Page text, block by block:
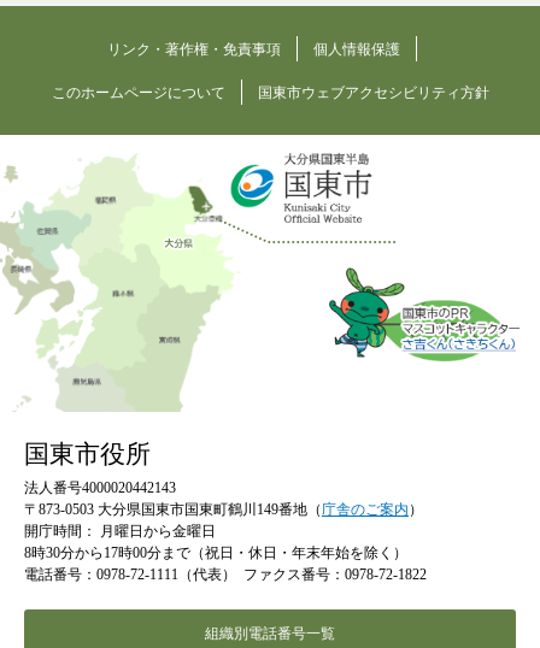
リンク・著作権・免責事項 個人情報保護
このホームページについて 国東市ウェブアクセシビリティ方針
国東市役所
法人番号4000020442143
〒873-0503 大分県国東市国東町鶴川149番地（庁舎のご案内 ）
開庁時間：
月曜日から金曜日
8時30分から17時00分まで（祝日・休日・年末年始を除く）
電話番号：0978-72-1111（代表）
ファクス番号：0978-72-1822
組織別電話番号一覧